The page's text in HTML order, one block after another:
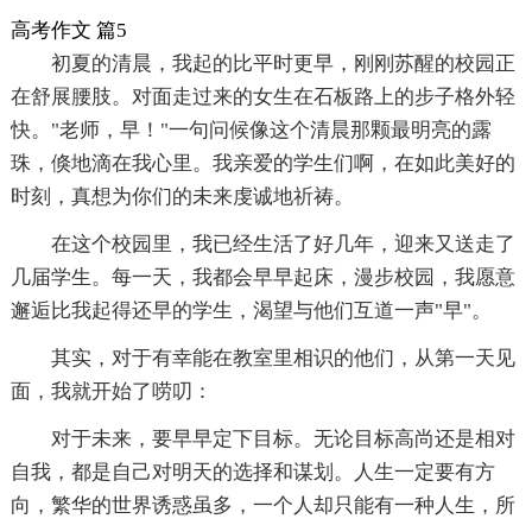
高考作文 篇5
初夏的清晨，我起的比平时更早，刚刚苏醒的校园正
在舒展腰肢。对面走过来的女生在石板路上的步子格外轻
快。"老师，早！"一句问候像这个清晨那颗最明亮的露
珠，倏地滴在我心里。我亲爱的学生们啊，在如此美好的
时刻，真想为你们的未来虔诚地祈祷。
在这个校园里，我已经生活了好几年，迎来又送走了
几届学生。每一天，我都会早早起床，漫步校园，我愿意
邂逅比我起得还早的学生，渴望与他们互道一声"早"。
其实，对于有幸能在教室里相识的他们，从第一天见
面，我就开始了唠叨：
对于未来，要早早定下目标。无论目标高尚还是相对
自我，都是自己对明天的选择和谋划。人生一定要有方
向，繁华的世界诱惑虽多，一个人却只能有一种人生，所